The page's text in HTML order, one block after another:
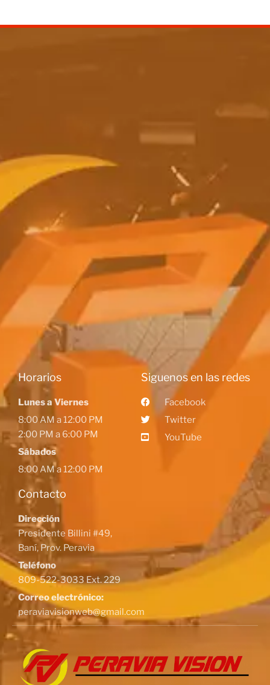
Horarios
Lunes a Viernes
8:00 AM a 12:00 PM
2:00 PM a 6:00 PM
Sábados
8:00 AM a 12:00 PM
Contacto
Dirección
Presidente Billini #49,
Baní, Prov. Peravia
Teléfono
809-522-3033 Ext. 229
Correo electrónico:
peraviavisionweb@gmail.com
Siguenos en las redes
Facebook
Twitter
YouTube